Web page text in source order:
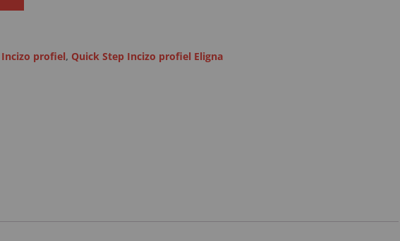
profiel, Quick Step Incizo profiel Eligna